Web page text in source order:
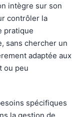
intègre sur son
contrôler la
pratique
sans chercher un
adaptée aux
ou peu
spécifiques